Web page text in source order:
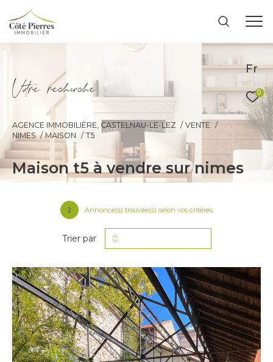
Fr
0
Vore recece
AGENCE IMMOBILIÈRE, CASTELNAU-LE-LEZ
VENTE
NIMES
MAISON T5
maison t5 à vendre sur nimes
2 Annonce(s) trouvée(s) selon vos critères
Trier par